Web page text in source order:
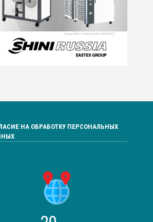
НА ОБРАБОТКУ ПЕРСОНАЛЬНЫХ